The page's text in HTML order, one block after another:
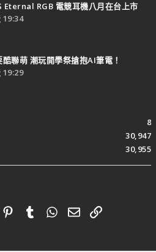
RGB 電競耳機八月在台上市
19:34
聯萌 潮玩開學祭搶抱AI筆電！
19:29
8
30,947
30,955
PinterestTumblrWhatsApp
電子郵件
連結